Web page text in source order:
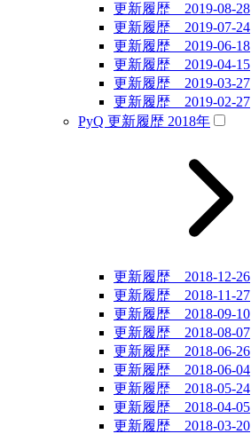
更新履歴 2019-08-28
更新履歴 2019-07-24
更新履歴 2019-06-18
更新履歴 2019-04-15
更新履歴 2019-03-27
更新履歴 2019-02-27
PyQ 更新履歴 2018年
更新履歴 2018-12-26
更新履歴 2018-11-27
更新履歴 2018-09-10
更新履歴 2018-08-07
更新履歴 2018-06-26
更新履歴 2018-06-04
更新履歴 2018-05-24
更新履歴 2018-04-05
更新履歴 2018-03-20